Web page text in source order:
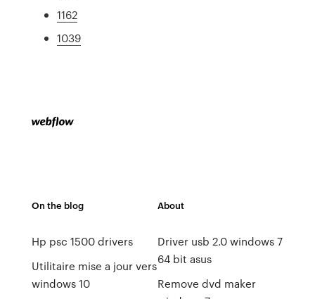
1162
1039
On the blog
Hp psc 1500 drivers
Utilitaire mise a jour vers
windows 10
About
Driver usb 2.0 windows 7
64 bit asus
Remove dvd maker